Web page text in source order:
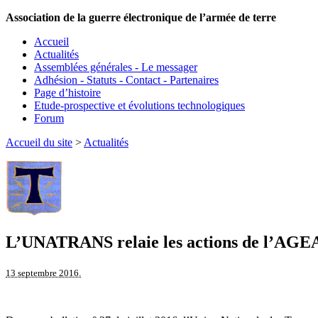
Association de la guerre électronique de l’armée de terre
Accueil
Actualités
Assemblées générales - Le messager
Adhésion - Statuts - Contact - Partenaires
Page d’histoire
Etude-prospective et évolutions technologiques
Forum
Accueil du site > Actualités
L’UNATRANS relaie les actions de
13 septembre 2016.